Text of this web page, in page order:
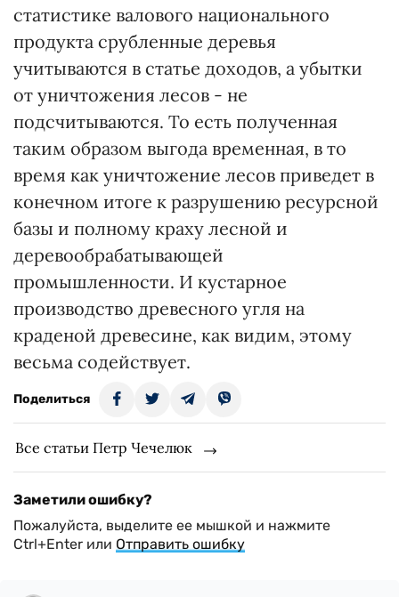
статистике валового национального
продукта срубленные деревья
учитываются в статье доходов, а убытки
от уничтожения лесов - не
подсчитываются. То есть полученная
таким образом выгода временная, в то
время как уничтожение лесов приведет в
конечном итоге к разрушению ресурсной
базы и полному краху лесной и
деревообрабатывающей
промышленности. И кустарное
производство древесного угля на
краденой древесине, как видим, этому
весьма содействует.
Поделиться
Все статьи Петр Чечелюк
Заметили ошибку?
Пожалуйста, выделите ее мышкой и нажмите
Ctrl+Enter или Отправить ошибку